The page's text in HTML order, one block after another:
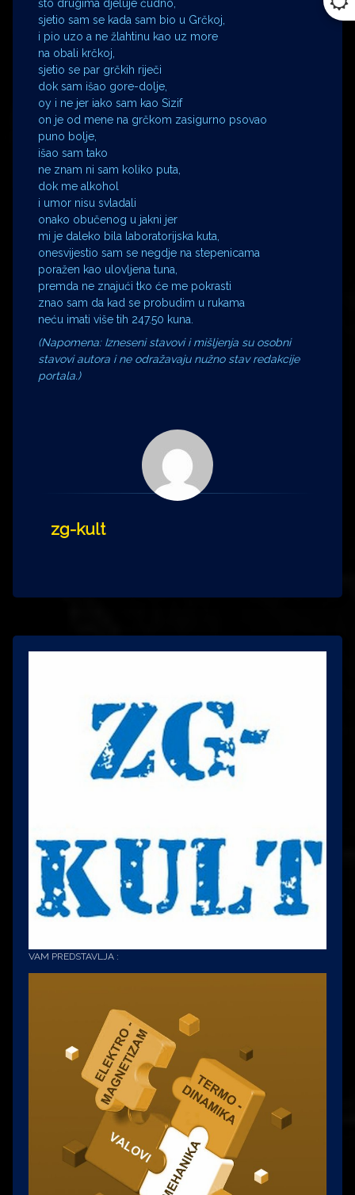
što drugima djeluje čudno,
sjetio sam se kada sam bio u Grčkoj,
i pio uzo a ne žlahtinu kao uz more
na obali krčkoj,
sjetio se par grčkih riječi
dok sam išao gore-dolje,
oy i ne jer iako sam kao Sizif
on je od mene na grčkom zasigurno psovao
puno bolje,
išao sam tako
ne znam ni sam koliko puta,
dok me alkohol
i umor nisu svladali
onako obučenog u jakni jer
mi je daleko bila laboratorijska kuta,
onesvijestio sam se negdje na stepenicama
poražen kao ulovljena tuna,
premda ne znajući tko će me pokrasti
znao sam da kad se probudim u rukama
neću imati više tih 247.50 kuna.
(Napomena: Izneseni stavovi i mišljenja su osobni
stavovi autora i ne odražavaju nužno stav redakcije
portala.)
zg-kult
VAM PREDSTAVLJA :